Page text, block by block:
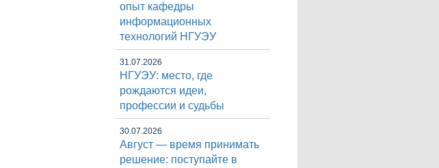
опыт кафедры
информационных
технологий НГУЭУ
31.07.2026
НГУЭУ: место, где
рождаются идеи,
профессии и судьбы
30.07.2026
Август — время принимать
решение: поступайте в